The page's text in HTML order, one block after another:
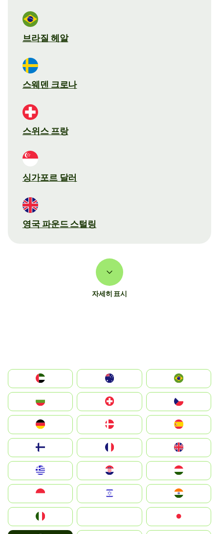
브라질 헤알
스웨덴 크로나
스위스 프랑
싱가포르 달러
영국 파운드 스털링
자세히 표시
الإمارات العربية المتحدة
Switzerland
Deutschland
United Kingdom
Magyarország